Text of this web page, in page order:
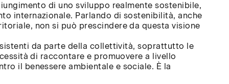
di uno sviluppo realmente sostenibile,
internazionale. Parlando di sostenibilità, anche
non si può prescindere da questa visione
da parte della collettività, soprattutto le
di raccontare e promuovere a livello
il benessere ambientale e sociale. È la